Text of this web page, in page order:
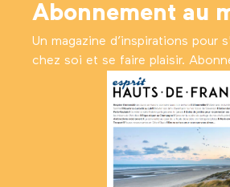
Abonnement au
Un magazine d’inspirations pour
chez soi et se faire plaisir.